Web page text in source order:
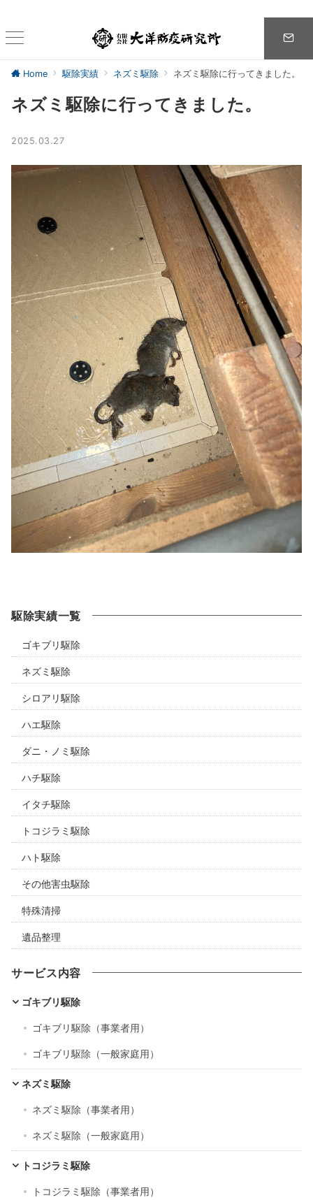
Home 駆除実績 ネズミ駆除 ネズミ駆除に行ってきました。
ネズミ駆除に行ってきました。
2025.03.27
駆除実績一覧
ゴキブリ駆除
ネズミ駆除
シロアリ駆除
ハエ駆除
ダニ・ノミ駆除
ハチ駆除
イタチ駆除
トコジラミ駆除
ハト駆除
その他害虫駆除
特殊清掃
遺品整理
サービス内容
ゴキブリ駆除
ゴキブリ駆除（事業者用）
ゴキブリ駆除（一般家庭用）
ネズミ駆除
ネズミ駆除（事業者用）
ネズミ駆除（一般家庭用）
トコジラミ駆除
トコジラミ駆除（事業者用）